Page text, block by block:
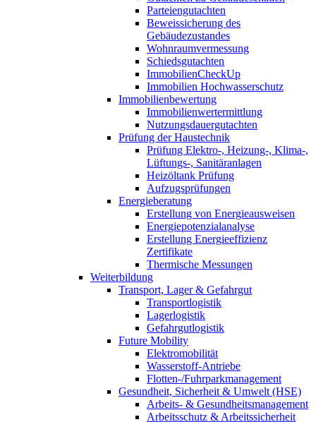
Parteiengutachten
Beweissicherung des
Gebäudezustandes
Wohnraumvermessung
Schiedsgutachten
ImmobilienCheckUp
Immobilien Hochwasserschutz
Immobilienbewertung
Immobilienwertermittlung
Nutzungsdauergutachten
Prüfung der Haustechnik
Prüfung Elektro-, Heizung-, Klima-,
Lüftungs-, Sanitäranlagen
Heizöltank Prüfung
Aufzugsprüfungen
Energieberatung
Erstellung von Energieausweisen
Energiepotenzialanalyse
Erstellung Energieeffizienz
Zertifikate
Thermische Messungen
Weiterbildung
Transport, Lager & Gefahrgut
Transportlogistik
Lagerlogistik
Gefahrgutlogistik
Future Mobility
Elektromobilität
Wasserstoff-Antriebe
Flotten-/Fuhrparkmanagement
Gesundheit, Sicherheit & Umwelt (HSE)
Arbeits- & Gesundheitsmanagement
Arbeitsschutz & Arbeitssicherheit